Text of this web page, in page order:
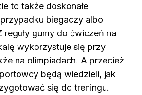
to także doskonałe
biegaczy albo
reguły gumy do ćwiczeń na
wykorzystuje się przy
na olimpiadach. A przecież
będą wiedzieli, jak
się do treningu.